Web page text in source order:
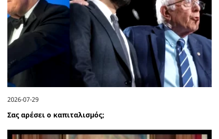
2026-07-29
Σας αρέσει ο καπιταλισμός;